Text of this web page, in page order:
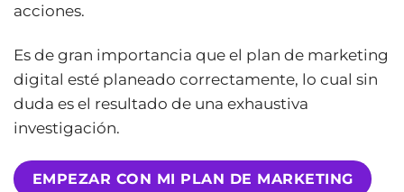
acciones.
Es de gran importancia que el plan de marketing
digital esté planeado correctamente, lo cual sin
duda es el resultado de una exhaustiva
investigación.
EMPEZAR CON MI PLAN DE MARKETING